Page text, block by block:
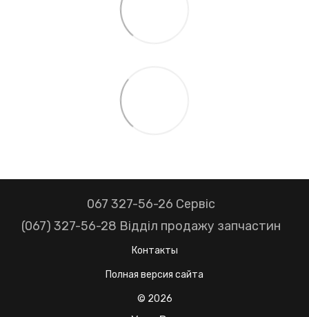
067 327-56-26 Сервіс
(067) 327-56-28 Відділ продажу запчастин
Контакты
Полная версия сайта
© 2026